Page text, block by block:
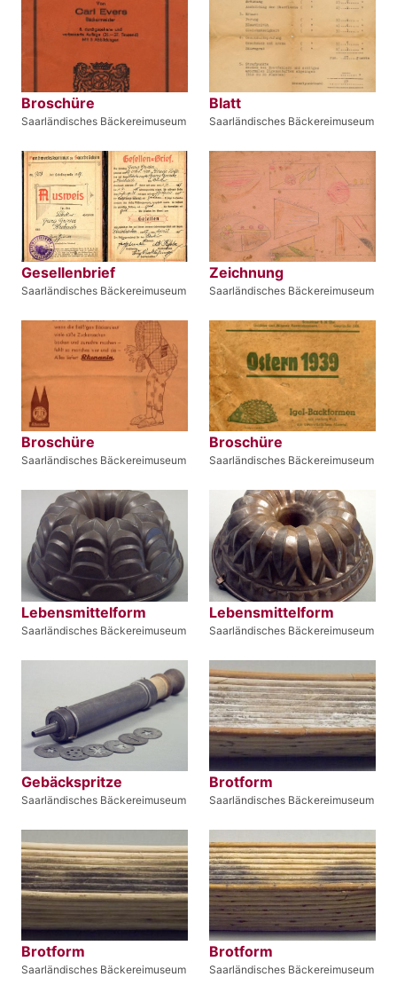
Broschüre
Saarländisches Bäckereimuseum
Blatt
Saarländisches Bäckereimuseum
Gesellenbrief
Saarländisches Bäckereimuseum
Zeichnung
Saarländisches Bäckereimuseum
Broschüre
Saarländisches Bäckereimuseum
Broschüre
Saarländisches Bäckereimuseum
Lebensmittelform
Saarländisches Bäckereimuseum
Lebensmittelform
Saarländisches Bäckereimuseum
Gebäckspritze
Saarländisches Bäckereimuseum
Brotform
Saarländisches Bäckereimuseum
Brotform
Saarländisches Bäckereimuseum
Brotform
Saarländisches Bäckereimuseum